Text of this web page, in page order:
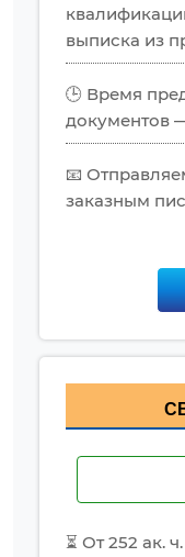
выписка из
🕒 Время
документов
📧
заказным
⏳ От 252 ак. ч.